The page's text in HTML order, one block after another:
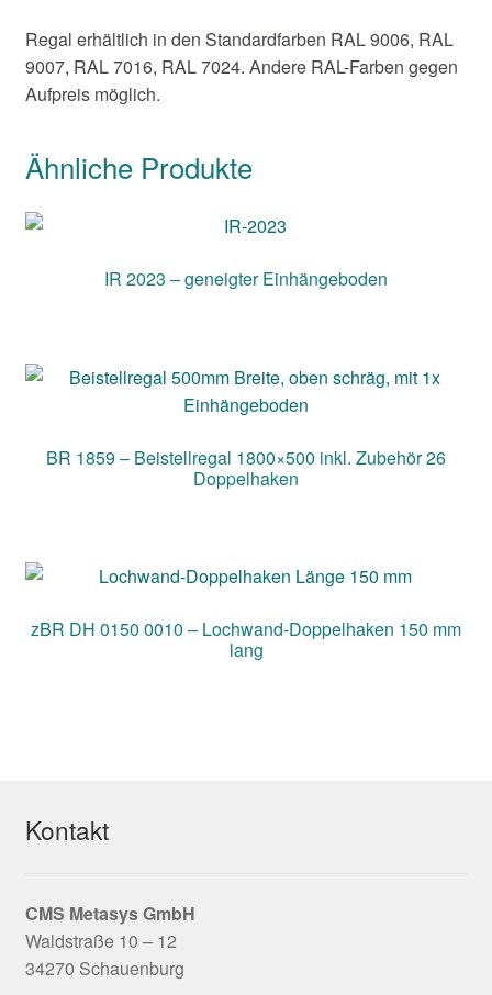
Regal erhältlich in den Standardfarben RAL 9006, RAL
9007, RAL 7016, RAL 7024. Andere RAL-Farben gegen
Aufpreis möglich.
Ähnliche Produkte
IR 2023 – geneigter Einhängeboden
BR 1859 – Beistellregal 1800×500 inkl. Zubehör 26
Doppelhaken
zBR DH 0150 0010 – Lochwand-Doppelhaken 150 mm
lang
Kontakt
CMS MetasysGmbH
Waldstraße 10 – 12
34270 Schauenburg